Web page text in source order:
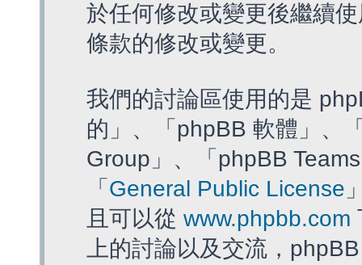
於任何修改或變更後繼續
條款的修改或變更。
我們的討論區使用的是
的」、「phpBB 軟體」、
Group」、「phpBB
「 General Public License
且可以從 www.phpbb.com
上的討論以及交流，